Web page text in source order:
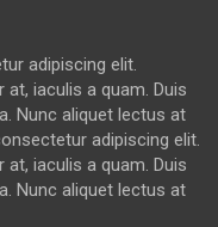
adipiscing elit.
iaculis a quam. Duis
Nunc aliquet lectus at
adipiscing elit.
iaculis a quam. Duis
Nunc aliquet lectus at